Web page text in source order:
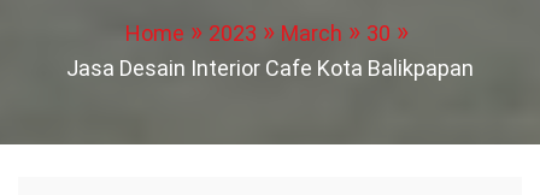
Home 2023 March
30
Jasa Desain Interior Cafe Kota Balikpapan